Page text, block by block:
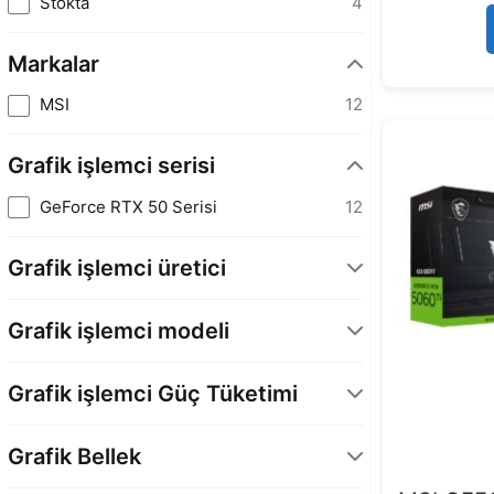
Markalar
MSI 12
Grafik işlemci serisi
GeForce RTX 50 Serisi 12
Grafik işlemci üretici
Grafik işlemci modeli
GeForce RTX 5060 Ti 8GB
Grafik işlemci Güç Tüketimi
Grafik Bellek